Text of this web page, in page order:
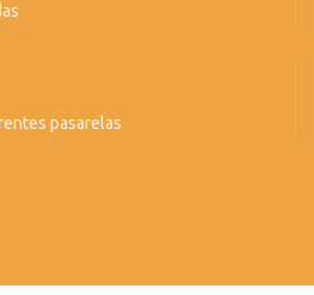
pasarelas